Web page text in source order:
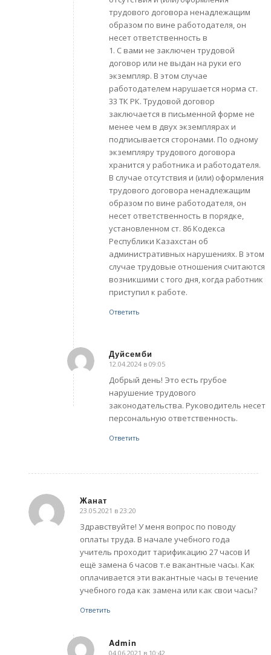
трудового договора ненадлежащим
образом по вине работодателя, он
несет ответственность в
1. С вами не заключен трудовой
договор или не выдан на руки его
экземпляр. В этом случае
работодателем нарушается норма ст.
33 ТК РК. Трудовой договор
заключается в письменной форме не
менее чем в двух экземплярах и
подписывается сторонами. По одному
экземпляру трудового договора
хранится у работника и работодателя.
В случае отсутствия и (или) оформления
трудового договора ненадлежащим
образом по вине работодателя, он
несет ответственность в порядке,
установленном ст. 86 Кодекса
Республики Казахстан об
административных нарушениях. В этом
случае трудовые отношения считаются
возникшими с того дня, когда работник
приступил к работе.
Ответить
Дуйсемби
говорит:
12.04.2024 в 09:05
Добрый день! Это есть грубое
нарушение трудового
законодательства. Руководитель несет
персональную ответственность.
Ответить
Жанат
говорит:
23.05.2021 в 23:20
Здравствуйте! У меня вопрос по поводу
оплаты труда. В начале учебного года
учитель проходит тарификацию 27 часов И
ещё замена 6 часов т.е вакантные часы. Как
оплачивается эти вакантные часы в течение
учебного года как замена или как свои часы?
Ответить
Admin
04.06.2021 в 10:42